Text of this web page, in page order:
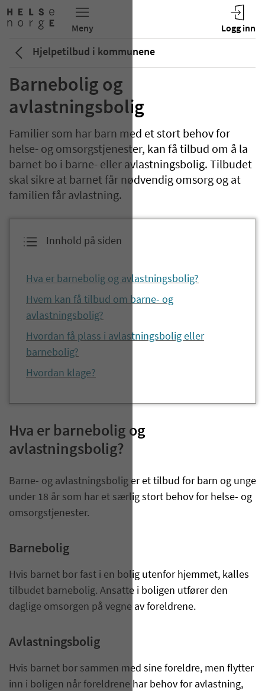
Hjelpetilbud i kommunene
Barnebolig og
avlastningsbolig
Familier som har barn med et stort behov for
helse- og omsorgstjenester, kan få tilbud om å la
barnet bo i barne- eller avlastningsbolig. Tilbudet
skal sikre at barnet får nødvendig omsorg og at
familien får avlastning.
Innhold på siden
Hva er barnebolig og avlastningsbolig?
Hvem kan få tilbud om barne- og
avlastningsbolig?
Hvordan få plass i avlastningsbolig eller
barnebolig?
Hvordan klage?
Hva er barnebolig og
avlastningsbolig?
Barne- og avlastningsbolig er et tilbud for barn og unge
under 18 år som har et særlig stort behov for helse- og
omsorgstjenester.
Barnebolig
Hvis barnet bor fast i en bolig utenfor hjemmet, kalles
tilbudet barnebolig. Ansatte i boligen utfører den
daglige omsorgen på vegne av foreldrene.
Avlastningsbolig
Hvis barnet bor sammen med sine foreldre, men flytter
inn i boligen når foreldrene har behov for avlastning,